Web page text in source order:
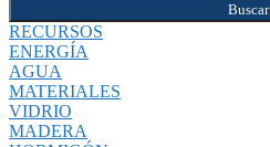
Buscar
RECURSOS
ENERGÍA
AGUA
MATERIALES
VIDRIO
MADERA